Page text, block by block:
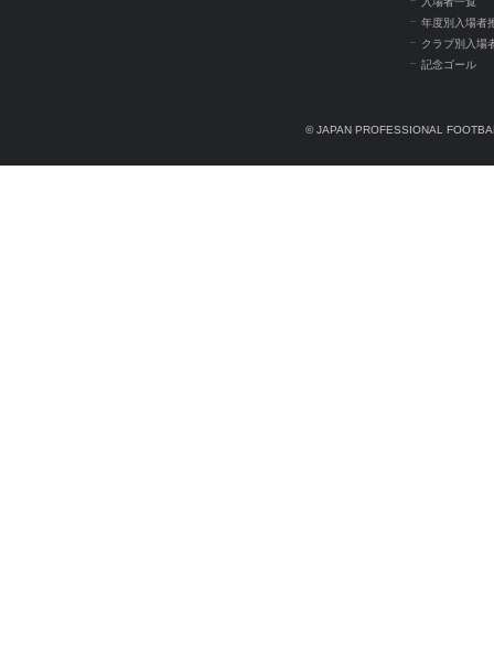
年度別入場者
クラブ別入場
記念ゴール
© JAPAN PROFESSIONAL